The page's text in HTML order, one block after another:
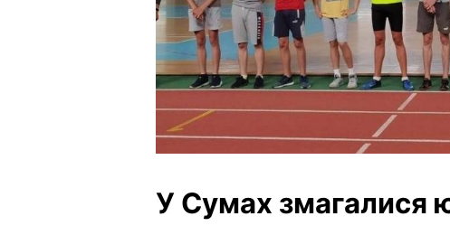
У Сумах змагалися